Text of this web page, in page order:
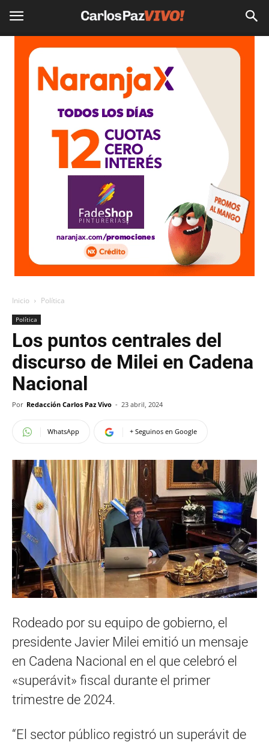
Inicio Política
Política
Los puntos centrales del
discurso de Milei en Cadena
Nacional
Por Redacción Carlos Paz Vivo - 23 abril, 2024
WhatsApp + Seguinos en Google
Rodeado por su equipo de gobierno, el
presidente Javier Milei emitió un mensaje
en Cadena Nacional en el que celebró el
«superávit» fiscal durante el primer
trimestre de 2024.
“El sector público registró un superávit de